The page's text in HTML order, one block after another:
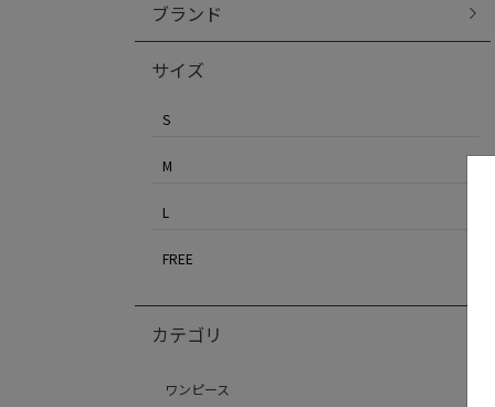
ブランド
サイズ
S
M
L
FREE
カテゴリ
ワンピース